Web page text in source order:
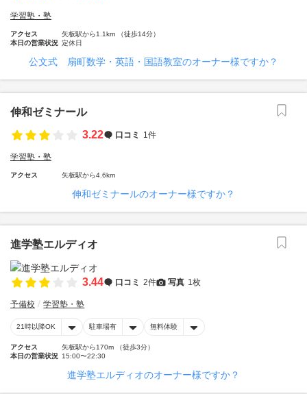
学習塾・塾
アクセス
矢板駅から1.1km （徒歩14分）
本日の営業状況 定休日
公文式 扇町数学・英語・国語教室のオーナー様ですか？
伸和ゼミナール
3.22
口コミ 1件
学習塾・塾
アクセス 矢板駅から4.6km
伸和ゼミナールのオーナー様ですか？
進学塾エルディオ
3.44 口コミ 2件 写真 1枚
予備校 学習塾・塾
21時以降OK 駐車場有 無料体験
アクセス
矢板駅から170m （徒歩3分）
本日の営業状況 15:00〜22:30
進学塾エルディオのオーナー様ですか？